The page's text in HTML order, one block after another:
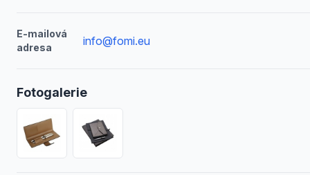
E-mailová
adresa
info@fomi.eu
Fotogalerie